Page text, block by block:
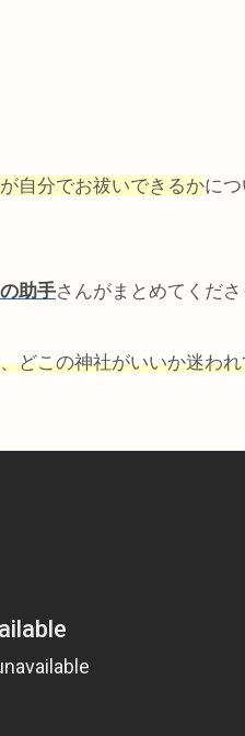
自分でお祓いできるかに
助手さんがまとめてくださ
どこの神社がいいか迷わ